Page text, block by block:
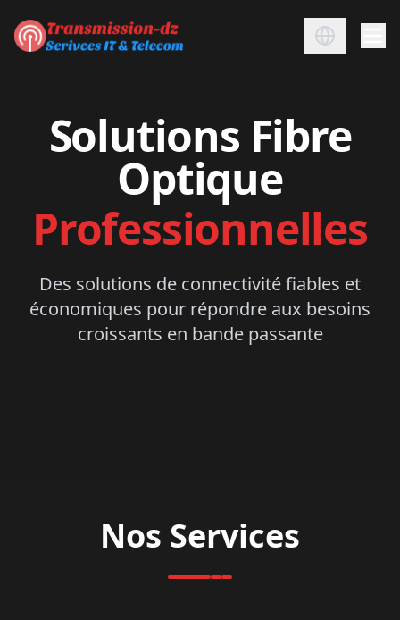
Solutions Fibre
Optique
Professionnelles
Des solutions de connectivité fiables et
économiques pour répondre aux besoins
croissants en bande passante
Nos Services